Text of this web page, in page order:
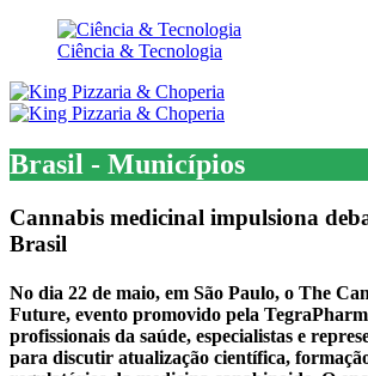
Ciência & Tecnologia
Brasil - Municípios
Cannabis medicinal impulsiona
Brasil
No dia 22 de maio, em São Paulo, o The
Future, evento promovido pela
profissionais da saúde, especialistas e
para discutir atualização científica,